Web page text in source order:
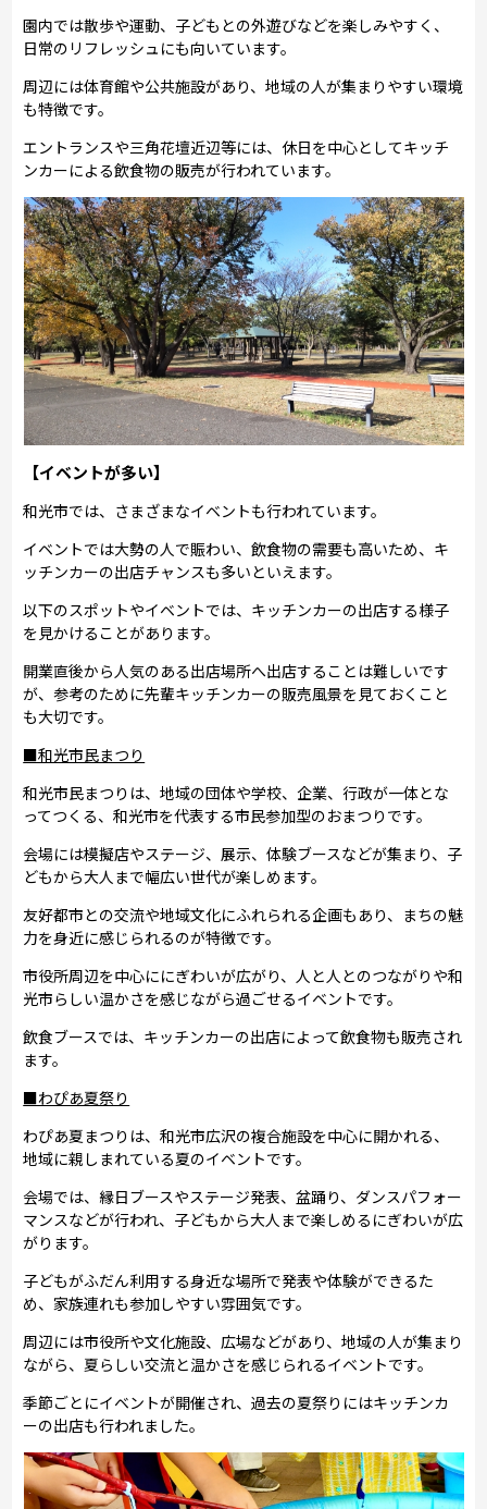
園内では散歩や運動、子どもとの外遊びなどを楽しみやすく、
日常のリフレッシュにも向いています。
周辺には体育館や公共施設があり、地域の人が集まりやすい環境
も特徴です。
エントランスや三角花壇近辺等には、休日を中心としてキッチ
ンカーによる飲食物の販売が行われています。
【イベントが多い】
和光市では、さまざまなイベントも行われています。
イベントでは大勢の人で賑わい、飲食物の需要も高いため、キ
ッチンカーの出店チャンスも多いといえます。
以下のスポットやイベントでは、キッチンカーの出店する様子
を見かけることがあります。
開業直後から人気のある出店場所へ出店することは難しいです
が、参考のために先輩キッチンカーの販売風景を見ておくこと
も大切です。
■和光市民まつり
和光市民まつりは、地域の団体や学校、企業、行政が一体とな
ってつくる、和光市を代表する市民参加型のおまつりです。
会場には模擬店やステージ、展示、体験ブースなどが集まり、子
どもから大人まで幅広い世代が楽しめます。
友好都市との交流や地域文化にふれられる企画もあり、まちの魅
力を身近に感じられるのが特徴です。
市役所周辺を中心ににぎわいが広がり、人と人とのつながりや和
光市らしい温かさを感じながら過ごせるイベントです。
飲食ブースでは、キッチンカーの出店によって飲食物も販売され
ます。
■わぴあ夏祭り
わぴあ夏まつりは、和光市広沢の複合施設を中心に開かれる、
地域に親しまれている夏のイベントです。
会場では、縁日ブースやステージ発表、盆踊り、ダンスパフォー
マンスなどが行われ、子どもから大人まで楽しめるにぎわいが広
がります。
子どもがふだん利用する身近な場所で発表や体験ができるた
め、家族連れも参加しやすい雰囲気です。
周辺には市役所や文化施設、広場などがあり、地域の人が集まり
ながら、夏らしい交流と温かさを感じられるイベントです。
季節ごとにイベントが開催され、過去の夏祭りにはキッチンカ
ーの出店も行われました。